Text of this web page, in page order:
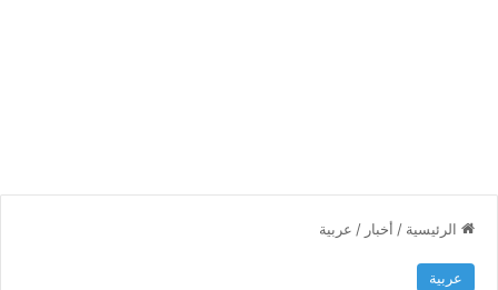
الرئيسية / أخبار / عربية
عربية